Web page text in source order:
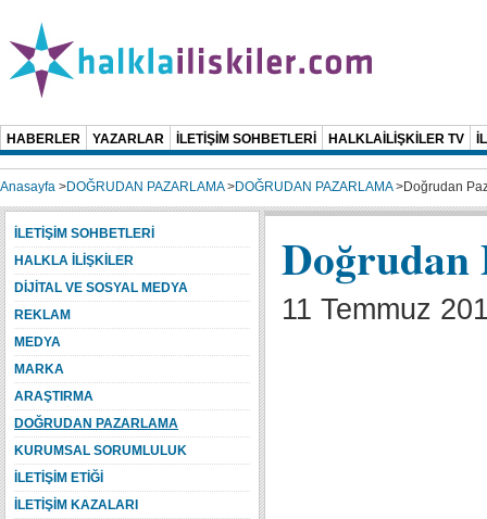
HABERLER YAZARLAR İLETİŞİM SOHBETLERİ HALKLAİLİŞKİLER TV
Anasayfa >DOĞRUDAN PAZARLAMA>DOĞRUDAN PAZARLAMA>Doğrudan
Doğrudan
11 Temmuz
İLETİŞİM SOHBETLERİ
HALKLA İLİŞKİLER
DİJİTAL VE SOSYAL MEDYA
REKLAM
MEDYA
MARKA
ARAŞTIRMA
DOĞRUDAN PAZARLAMA
KURUMSAL SORUMLULUK
İLETİŞİM ETİĞİ
İLETİŞİM KAZALARI